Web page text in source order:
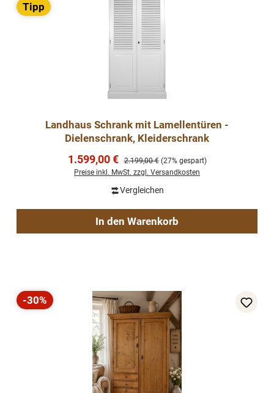
Tipp
Landhaus Schrank mit Lamellentüren -
Dielenschrank, Kleiderschrank
Verkaufspreis:
1.599,00 € Regulärer Preis:
2.199,00 € (27% gespart)
Preise inkl. MwSt. zzgl. Versandkosten
Vergleichen
In den Warenkorb
Rabatt
-30%